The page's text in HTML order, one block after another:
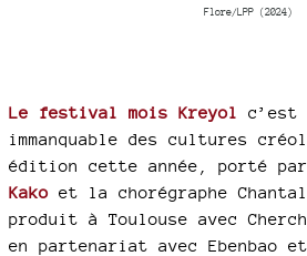
Flore/LPP (2024)
Le festival mois Kreyol
c’est
immanquable des cultures
édition cette année, porté
Kako et la chorégraphe
produit à Toulouse avec
en partenariat avec Ebenbao